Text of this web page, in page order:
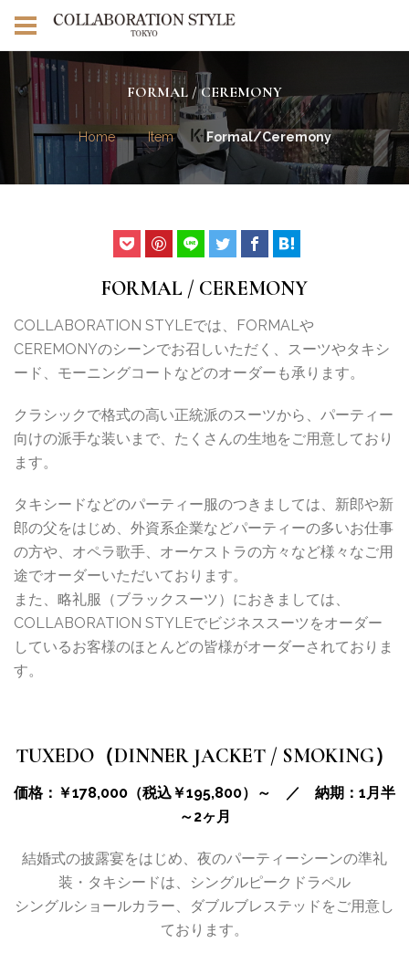
FORMAL / CEREMONY
Home Item Formal/Ceremony
FORMAL / CEREMONY
COLLABORATION STYLEでは、FORMALや
CEREMONYのシーンでお召しいただく、スーツやタキシ
ード、モーニングコートなどのオーダーも承ります。
クラシックで格式の高い正統派のスーツから、パーティー
向けの派手な装いまで、たくさんの生地をご用意しており
ます。
タキシードなどのパーティー服のつきましては、新郎や新
郎の父をはじめ、外資系企業などパーティーの多いお仕事
の方や、オペラ歌手、オーケストラの方々など様々なご用
途でオーダーいただいております。
また、略礼服（ブラックスーツ）におきましては、
COLLABORATION STYLEでビジネススーツをオーダー
しているお客様のほとんどの皆様がオーダーされておりま
す。
TUXEDO（DINNER JACKET / SMOKING）
価格：￥178,000（税込￥195,800）～ ／ 納期：1月半
～2ヶ月
結婚式の披露宴をはじめ、夜のパーティーシーンの準礼
装・タキシードは、シングルピークドラペル
シングルショールカラー、ダブルブレステッドをご用意し
ております。